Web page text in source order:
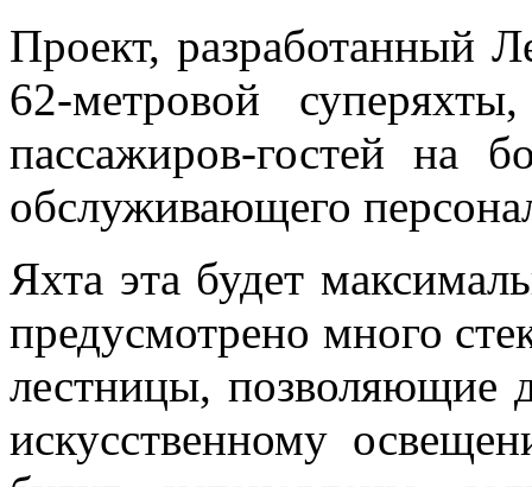
Проект, разработанный
62-метровой
пассажиров-гостей на
обслуживающего
Яхта эта будет
предусмотрено много
лестницы, позволяющие
искусственному